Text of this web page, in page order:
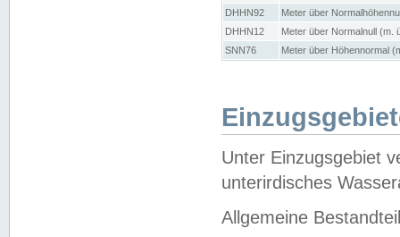
DHHN92
Meter über
DHHN12
Meter über Normalnull (m.
SNN76
Meter über Höhennormal
Unter Einzugsgebiet
unterirdisches
Allgemeine